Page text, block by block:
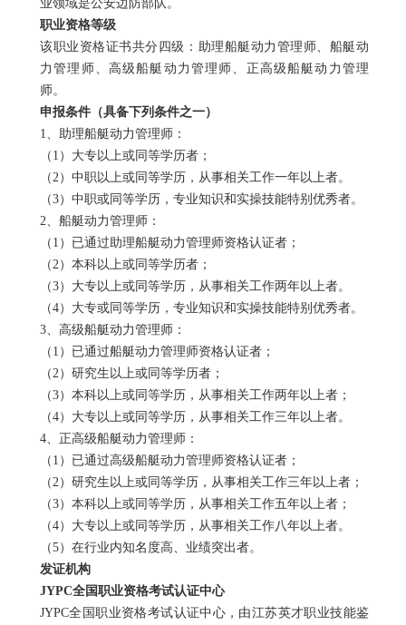
业领域是公安边防部队。
职业资格等级
该职业资格证书共分四级：助理船艇动力管理师、船艇动
力管理师、高级船艇动力管理师、正高级船艇动力管理
师。
申报条件（具备下列条件之一）
1、助理船艇动力管理师：
（ 1 ）大专以上或同等学历者；
（2）中职以上或同等学历，从事相关工作一年以上者。
（3）中职或同等学历，专业知识和实操技能特别优秀者。
2、船艇动力管理师：
（ 1 ）已通过助理船艇动力管理师资格认证者；
（2）本科以上或同等学历者；
（3）大专以上或同等学历，从事相关工作两年以上者。
（4）大专或同等学历，专业知识和实操技能特别优秀者。
3、高级船艇动力管理师：
（ 1 ）已通过船艇动力管理师资格认证者；
（2）研究生以上或同等学历者；
（3）本科以上或同等学历，从事相关工作两年以上者；
（4）大专以上或同等学历，从事相关工作三年以上者。
4、正高级船艇动力管理师：
（ 1 ）已通过高级船艇动力管理师资格认证者；
（2）研究生以上或同等学历，从事相关工作三年以上者；
（3）本科以上或同等学历，从事相关工作五年以上者；
（4）大专以上或同等学历，从事相关工作八年以上者。
（5）在行业内知名度高、业绩突出者。
发证机构
JYPC全国职业资格考试认证中心
JYPC全国职业资格考试认证中心，由江苏英才职业技能鉴